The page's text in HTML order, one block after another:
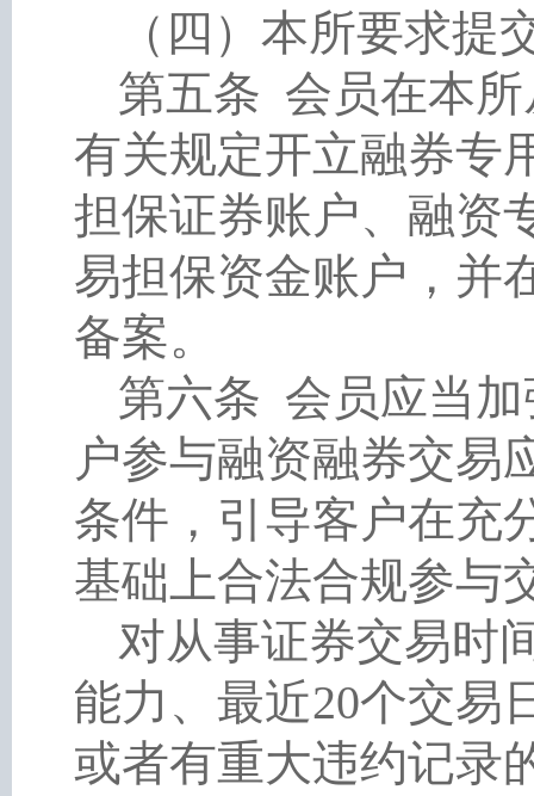
（四）本所要求提
第五条 会员在本
有关规定开立融券专
担保证券账户、融资
易担保资金账户，并
备案。
第六条 会员应当
户参与融资融券交易
条件，引导客户在充
基础上合法合规参与
对从事证券交易时
能力、最近20个交易
或者有重大违约记录